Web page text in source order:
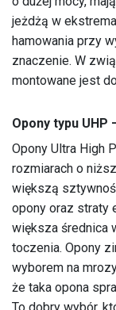
jeżdżą w
hamowania przy
znaczenie. W
montowane jest
Opony typu
Opony Ultra High
rozmiarach o
większą
opony oraz straty
większa średnica
toczenia. Opony
wyborem na
że taka opona